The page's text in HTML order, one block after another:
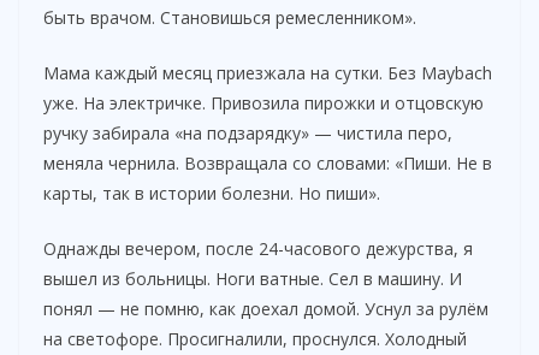
быть врачом. Становишься ремесленником».
Мама каждый месяц приезжала на сутки. Без Maybach
уже. На электричке. Привозила пирожки и отцовскую
ручку забирала «на подзарядку» — чистила перо,
меняла чернила. Возвращала со словами: «Пиши. Не в
карты, так в истории болезни. Но пиши».
Однажды вечером, после 24-часового дежурства, я
вышел из больницы. Ноги ватные. Сел в машину. И
понял — не помню, как доехал домой. Уснул за рулём
на светофоре. Просигналили, проснулся. Холодный